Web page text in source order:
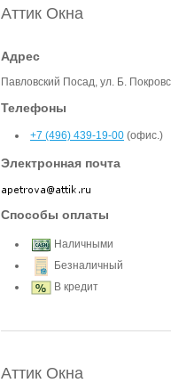
Аттик Окна
Адрес
Павловский Посад, ул. Б.
Телефоны
+7 (496) 439-19-00 (офис.)
Электронная почта
Способы оплаты
Наличными
Безналичный
В кредит
Аттик Окна